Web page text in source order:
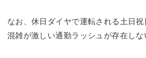
なお、休日ダイヤで運転される土日
混雑が激しい通勤ラッシュが存在しな